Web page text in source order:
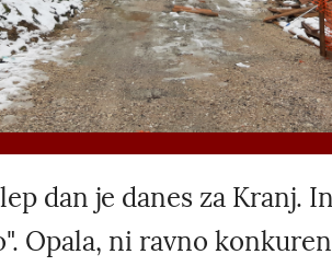
dan je danes za Kranj.
Opala, ni ravno